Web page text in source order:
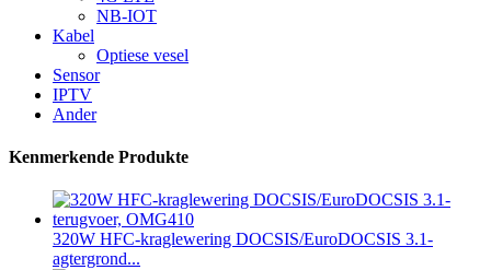
NB-IOT
Kabel
Optiese vesel
Sensor
IPTV
Ander
Kenmerkende Produkte
320W HFC-kraglewering DOCSIS/EuroDOCSIS 3.1-
agtergrond...